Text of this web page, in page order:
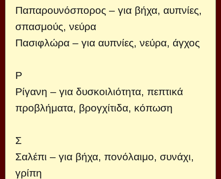
Παπαρουνόσπορος – για βήχα, αυπνίες,
σπασμούς, νεύρα
Πασιφλώρα – για αυπνίες, νεύρα, άγχος
Ρ
Ρίγανη – για δυσκοιλιότητα, πεπτικά
προβλήματα, βρογχίτιδα, κόπωση
Σ
Σαλέπι – για βήχα, πονόλαιμο, συνάχι,
γρίπη